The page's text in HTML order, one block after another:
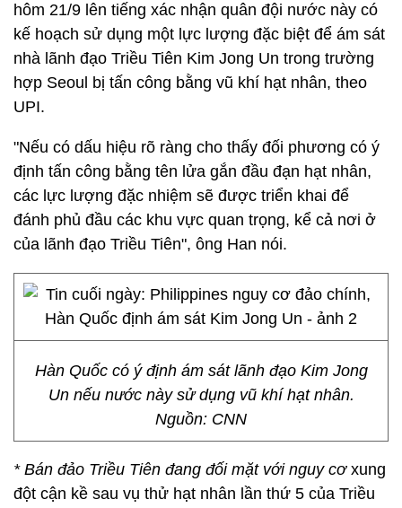
hôm 21/9 lên tiếng xác nhận quân đội nước này có
kế hoạch sử dụng một lực lượng đặc biệt để ám sát
nhà lãnh đạo Triều Tiên Kim Jong Un trong trường
hợp Seoul bị tấn công bằng vũ khí hạt nhân, theo
UPI.
"Nếu có dấu hiệu rõ ràng cho thấy đối phương có ý
định tấn công bằng tên lửa gắn đầu đạn hạt nhân,
các lực lượng đặc nhiệm sẽ được triển khai để
đánh phủ đầu các khu vực quan trọng, kể cả nơi ở
của lãnh đạo Triều Tiên", ông Han nói.
Hàn Quốc có ý định ám sát lãnh đạo Kim Jong
Un nếu nước này sử dụng vũ khí hạt nhân.
Nguồn: CNN
* Bán đảo Triều Tiên đang đối mặt với nguy cơxung
đột cận kề sau vụ thử hạt nhân lần thứ 5 của Triều